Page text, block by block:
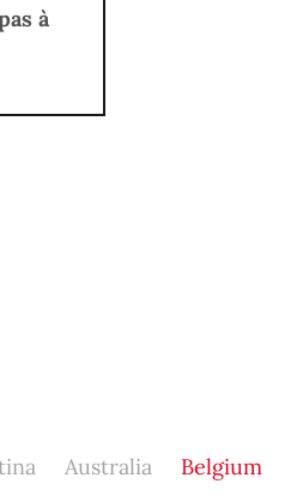
à
Australia Belgium